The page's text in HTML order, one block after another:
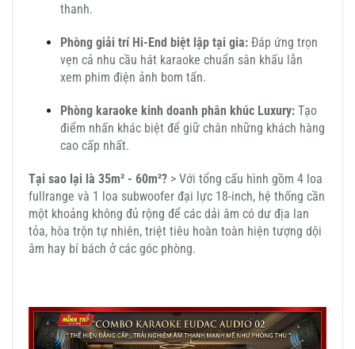
thanh.
Phòng giải trí Hi-End biệt lập tại gia: Đáp ứng trọn
vẹn cả nhu cầu hát karaoke chuẩn sân khấu lẫn
xem phim điện ảnh bom tấn.
Phòng karaoke kinh doanh phân khúc Luxury: Tạo
điểm nhấn khác biệt để giữ chân những khách hàng
cao cấp nhất.
Tại sao lại là 35m² - 60m²? > Với tổng cấu hình gồm 4 loa
fullrange và 1 loa subwoofer đại lực 18-inch, hệ thống cần
một khoảng không đủ rộng để các dải âm có dư địa lan
tỏa, hòa trộn tự nhiên, triệt tiêu hoàn toàn hiện tượng dội
âm hay bí bách ở các góc phòng.